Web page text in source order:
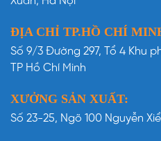
ĐỊA CHỈ TP.HỒ CHÍ
Số 9/3 Đường 297, Tổ 4 Khu
TP Hồ Chí Minh
XƯỞNG SẢN XUẤT:
Số 23-25, Ngõ 100 Nguyễn